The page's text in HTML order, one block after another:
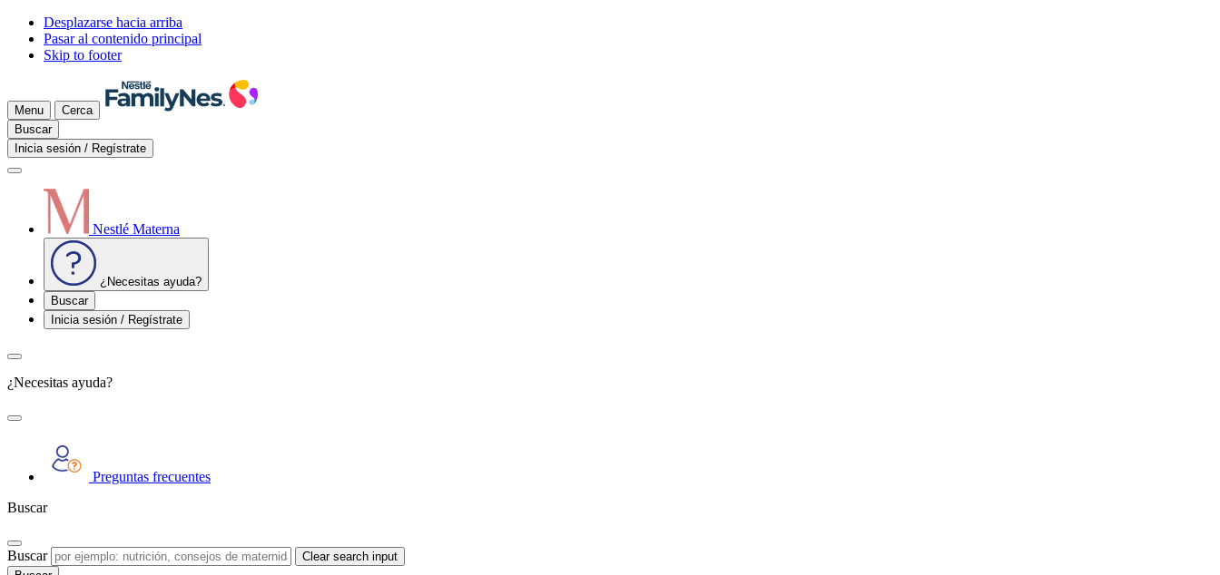
Desplazarse hacia arriba
Pasar al contenido principal
Skip to footer
Menu
Cerca
Buscar
Inicia sesión / Regístrate
Nestlé Materna
¿Necesitas ayuda?
Buscar
Inicia sesión / Regístrate
¿Necesitas ayuda?
Preguntas frecuentes
Buscar
Buscar Clear search input